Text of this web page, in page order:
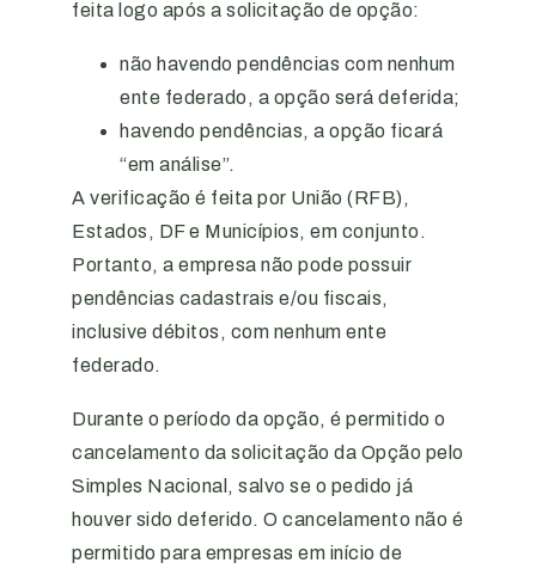
feita logo após a solicitação de opção:
não havendo pendências com nenhum
ente federado, a opção será deferida;
havendo pendências, a opção ficará
“em análise”.
A verificação é feita por União (RFB),
Estados, DF e Municípios, em conjunto.
Portanto, a empresa não pode possuir
pendências cadastrais e/ou fiscais,
inclusive débitos, com nenhum ente
federado.
Durante o período da opção, é permitido o
cancelamento da solicitação da Opção pelo
Simples Nacional, salvo se o pedido já
houver sido deferido. O cancelamento não é
permitido para empresas em início de